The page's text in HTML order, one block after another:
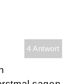
4 Antwort